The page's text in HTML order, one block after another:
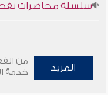
سلسلة محاضرات نفحات
المزيد
من
خدمة